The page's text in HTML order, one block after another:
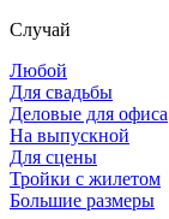
Случай
Любой
Для свадьбы
Деловые для офиса
На выпускной
Для сцены
Тройки с жилетом
Большие размеры